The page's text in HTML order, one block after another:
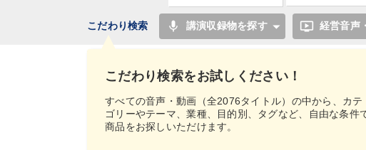
こだわり検索をお試しください！
すべての音声・動画（全2076タイトル）の中から、カテ
ゴリーやテーマ、業種、目的別、タグなど、自由な条件
商品をお探しいただけます。
こだわり検索 mic 講演収録物を探す ondemand_video 経営音声
【MIMIGAKU／ミミガク／耳学】全国
査官が教える「社長の節税術」CD